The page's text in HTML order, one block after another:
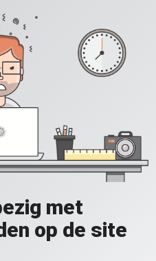
met
op de site